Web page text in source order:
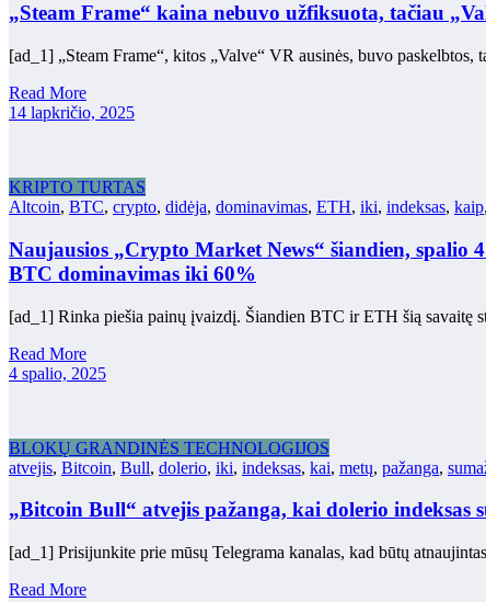
„Steam Frame“ kaina nebuvo užfiksuota, tačiau
[ad_1] „Steam Frame“, kitos „Valve“ VR ausinės, buvo
Read More
14 lapkričio, 2025
KRIPTO TURTAS
Altcoin, BTC, crypto, didėja, dominavimas, ETH, iki, indeksas, kaip,
Naujausios „Crypto Market News“ šiandien, spalio
BTC dominavimas iki 60%
[ad_1] Rinka piešia painų įvaizdį. Šiandien BTC ir ETH šią
Read More
4 spalio, 2025
BLOKŲ GRANDINĖS TECHNOLOGIJOS
atvejis, Bitcoin, Bull, dolerio, iki, indeksas, kai, metų, pažanga,
„Bitcoin Bull“ atvejis pažanga, kai dolerio indeksas
[ad_1] Prisijunkite prie mūsų Telegrama kanalas, kad būtų
Read More